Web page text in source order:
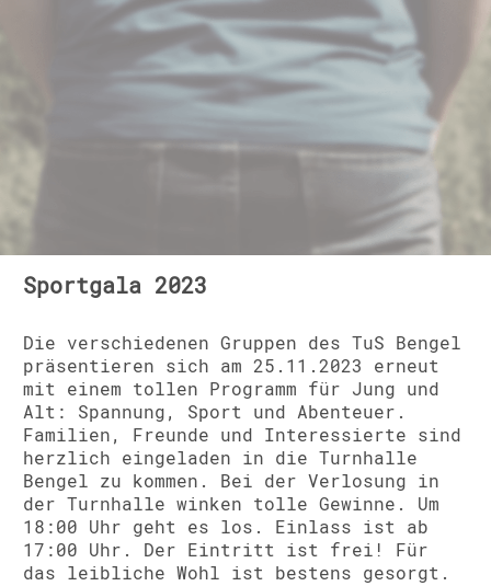
Sportgala 2023
Die verschiedenen Gruppen des TuS Bengel
präsentieren sich am 25.11.2023 erneut
mit einem tollen Programm für Jung und
Alt: Spannung, Sport und Abenteuer.
Familien, Freunde und Interessierte sind
herzlich eingeladen in die Turnhalle
Bengel zu kommen. Bei der Verlosung in
der Turnhalle winken tolle Gewinne. Um
18:00 Uhr geht es los. Einlass ist ab
17:00 Uhr. Der Eintritt ist frei! Für
das leibliche Wohl ist bestens gesorgt.